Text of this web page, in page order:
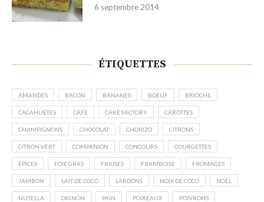
6 septembre 2014
ÉTIQUETTES
AMANDES BACON BANANES BOEUF BRIOCHE
CACAHUÈTES CAFÉ CAKE FACTORY CAROTTES
CHAMPIGNONS CHOCOLAT CHORIZO CITRONS
CITRON VERT COMPANION CONCOURS COURGETTES
EPICES FOIE GRAS FRAISES FRAMBOISE FROMAGES
JAMBON LAIT DE COCO LARDONS NOIX DE COCO NOËL
NUTELLA OIGNON PAIN POIREAUX POIVRONS